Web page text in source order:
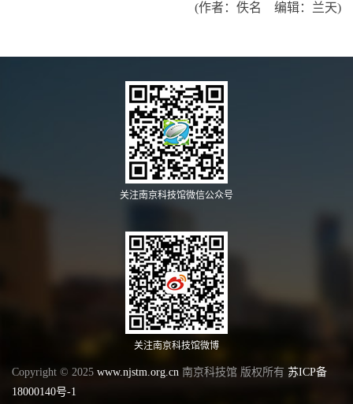
(作者：佚名 编辑：兰天)
关注南京科技馆微信公众号
关注南京科技馆微博
Copyright © 2025 www.njstm.org.cn 南京科技馆 版权所有 苏ICP备
18000140号-1